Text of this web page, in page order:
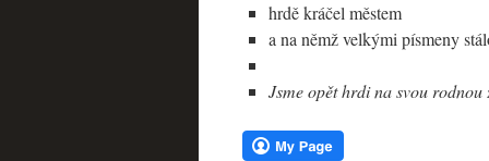
hrdě kráčel městem
a na němž velkými písmeny
Jsme opět hrdi na svou rodnou